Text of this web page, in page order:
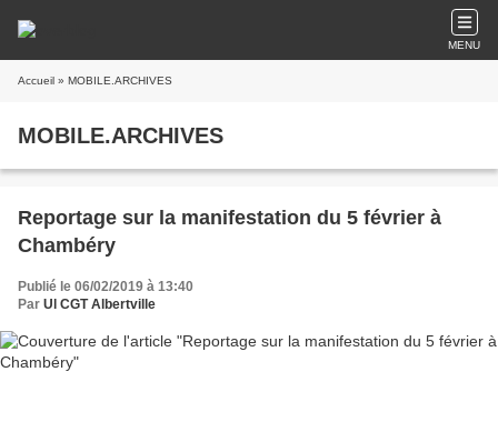
MENU
Accueil » MOBILE.ARCHIVES
MOBILE.ARCHIVES
Reportage sur la manifestation du 5 février à
Chambéry
Publié le 06/02/2019 à 13:40
Par Ul CGT Albertville